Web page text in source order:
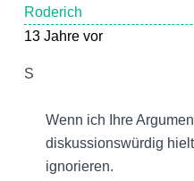
Roderich
13 Jahre vor
S
Wenn ich Ihre
diskussionswürdig
ignorieren.